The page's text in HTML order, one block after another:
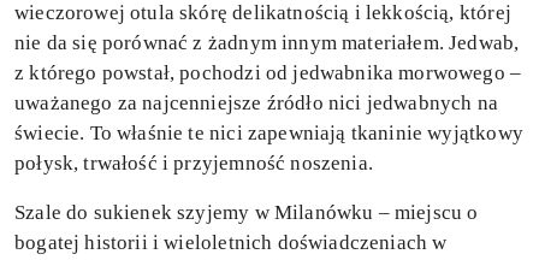
wieczorowej otula skórę delikatnością i lekkością, której
nie da się porównać z żadnym innym materiałem. Jedwab,
z którego powstał, pochodzi od jedwabnika morwowego –
uważanego za najcenniejsze źródło nici jedwabnych na
świecie. To właśnie te nici zapewniają tkaninie wyjątkowy
połysk, trwałość i przyjemność noszenia.
Szale do sukienek szyjemy w Milanówku – miejscu o
bogatej historii i wieloletnich doświadczeniach w